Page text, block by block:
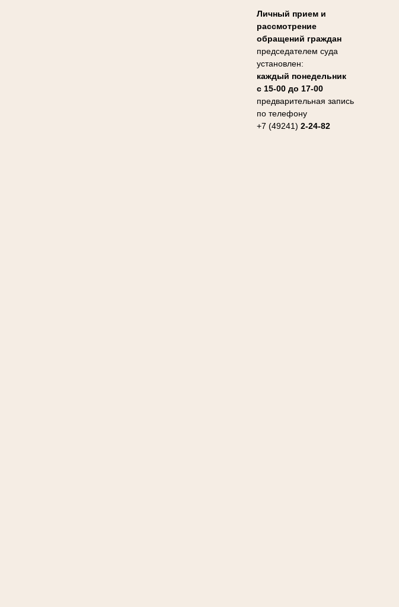
Личный прием и
рассмотрение
обращений граждан
председателем суда
установлен:
каждый понедельник
с 15-00 до 17-00
предварительная запись
по телефону
+7 (49241) 2-24-82